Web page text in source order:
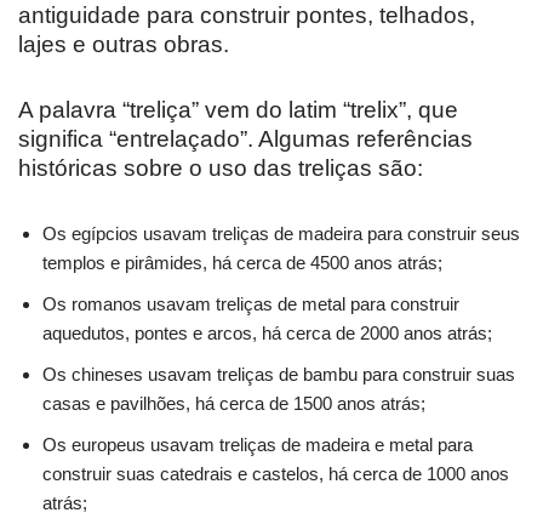
antiguidade para construir pontes, telhados,
lajes e outras obras.
A palavra “treliça” vem do latim “trelix”, que
significa “entrelaçado”. Algumas referências
históricas sobre o uso das treliças são:
Os egípcios usavam treliças de madeira para construir seus
templos e pirâmides, há cerca de 4500 anos atrás;
Os romanos usavam treliças de metal para construir
aquedutos, pontes e arcos, há cerca de 2000 anos atrás;
Os chineses usavam treliças de bambu para construir suas
casas e pavilhões, há cerca de 1500 anos atrás;
Os europeus usavam treliças de madeira e metal para
construir suas catedrais e castelos, há cerca de 1000 anos
atrás;